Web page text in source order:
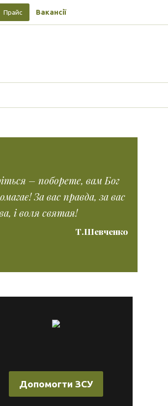
Прайс Вакансії
– поборете, вам Бог
За вас правда, за вас
і воля святая!
Т.Шевченко
Допомогти ЗСУ